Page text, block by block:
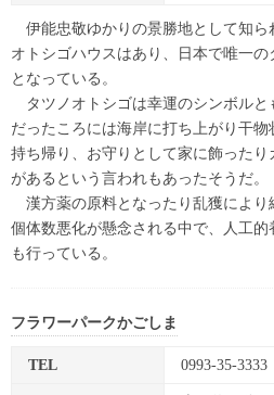
伊能忠敬ゆかりの景勝地として知ら
オトシゴハウスはあり、日本で唯一
となっている。
タツノオトシゴは幸運のシンボルと
だったころには海岸に打ち上がり干
持ち帰り、お守りとして家に飾ったり
があるという言われもあったそうだ。
漢方薬の原料となったり乱獲により
個体数悪化が懸念される中で、人工
も行っている。
フラワーパークかごしま
TEL 0993-35-3333